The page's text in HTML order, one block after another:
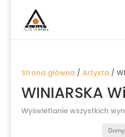
Strona główna / Artysta /
WINIARSKA
Wyświetlanie wszystkich